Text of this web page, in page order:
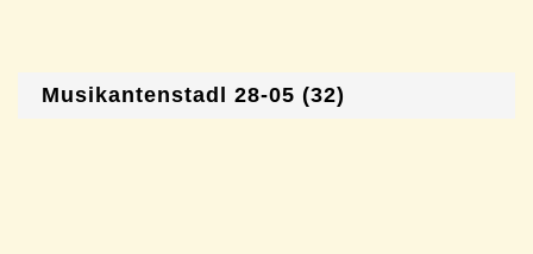
Musikantenstadl 28-05 (32)